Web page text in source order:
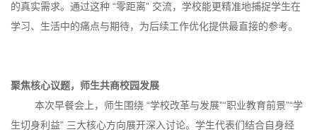
的真实需求。通过这种 “零距离” 交流，学校能更精准地捕捉学生在
学习、生活中的痛点与期待，为后续工作优化提供最直接的参考。
聚焦核心议题，师生共商校园发展
本次早餐会上，师生围绕 “学校改革与发展”“职业教育前景”“学
生切身利益” 三大核心方向展开深入讨论。学生代表们结合自身经